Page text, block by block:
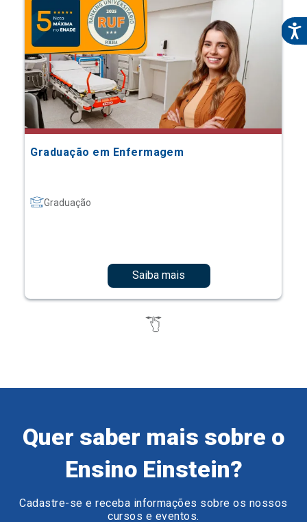
Graduação em Enfermagem
Graduação
Saiba mais
Quer saber mais sobre o
Ensino Einstein?
Cadastre-se e receba informações sobre os nossos
cursos e eventos.